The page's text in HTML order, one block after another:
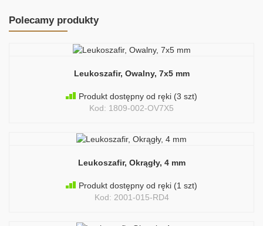
Polecamy produkty
Leukoszafir, Owalny, 7x5 mm
Produkt dostępny od ręki (3 szt)
Kod: 1809-002-OV7X5
Leukoszafir, Okrągły, 4 mm
Produkt dostępny od ręki (1 szt)
Kod: 2001-015-RD4